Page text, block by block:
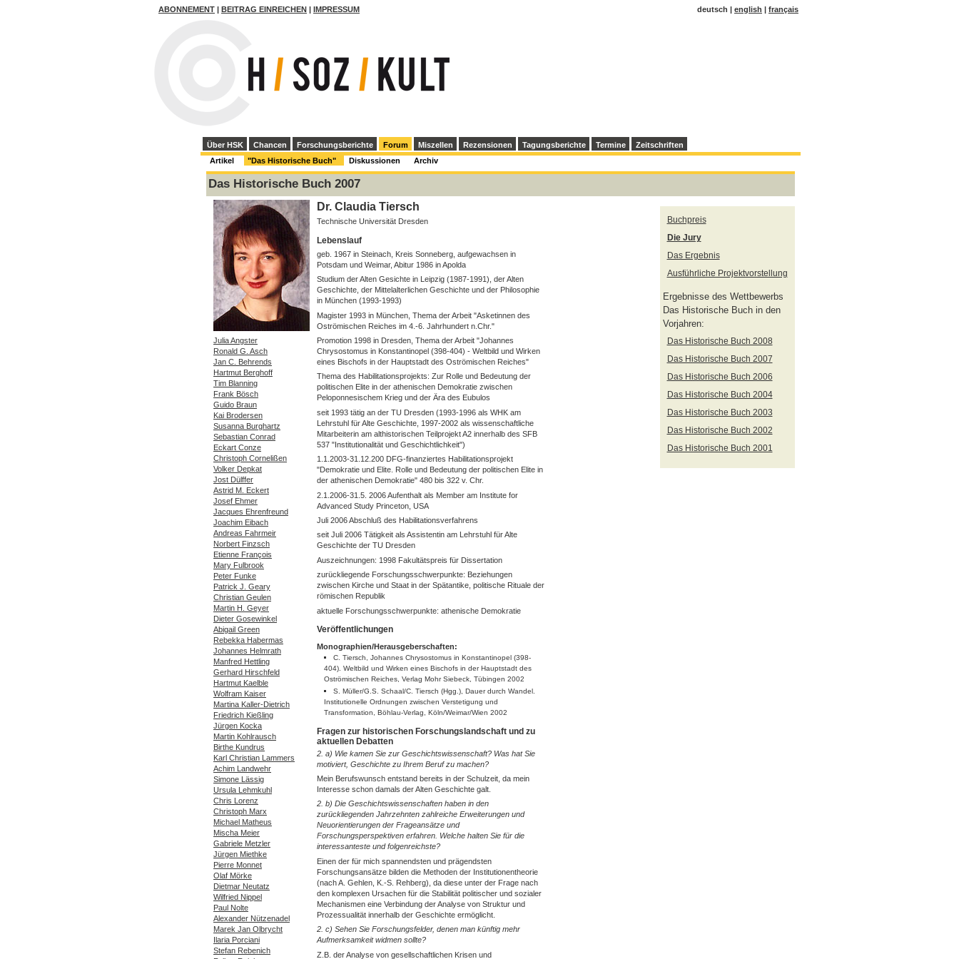
ABONNEMENT BEITRAG EINREICHEN IMPRESSUM deutsch | english français
Über HSK Chancen Forschungsberichte Forum Miszellen Rezensionen Tagungsberichte Termine
Zeitschriften
Artikel
"Das Historische Buch" Diskussionen Archiv
Das Historische Buch 2007
Buchpreis
Die Jury
Das Ergebnis
Ausführliche Projektvorstellung
Ergebnisse des Wettbewerbs
Das Historische Buch in den
Vorjahren:
Das Historische Buch 2008
Das Historische Buch 2007
Das Historische Buch 2006
Das Historische Buch 2004
Das Historische Buch 2003
Das Historische Buch 2002
Das Historische Buch 2001
Julia Angster
Ronald G. Asch
Jan C. Behrends
Hartmut Berghoff
Tim Blanning
Frank Bösch
Guido Braun
Kai Brodersen
Susanna Burghartz
Sebastian Conrad
Eckart Conze
Christoph Cornelißen
Volker Depkat
Jost Dülffer
Astrid M. Eckert
Josef Ehmer
Jacques Ehrenfreund
Joachim Eibach
Andreas Fahrmeir
Norbert Finzsch
Etienne François
Mary Fulbrook
Peter Funke
Patrick J. Geary
Christian Geulen
Martin H. Geyer
Dieter Gosewinkel
Abigail Green
Rebekka Habermas
Johannes Helmrath
Manfred Hettling
Gerhard Hirschfeld
Hartmut Kaelble
Wolfram Kaiser
Martina Kaller-Dietrich
Friedrich Kießling
Jürgen Kocka
Martin Kohlrausch
Birthe Kundrus
Karl Christian Lammers
Achim Landwehr
Simone Lässig
Ursula Lehmkuhl
Chris Lorenz
Christoph Marx
Michael Matheus
Mischa Meier
Gabriele Metzler
Jürgen Miethke
Pierre Monnet
Olaf Mörke
Dietmar Neutatz
Wilfried Nippel
Paul Nolte
Alexander Nützenadel
Marek Jan Olbrycht
Ilaria Porciani
Stefan Rebenich
Dr. Claudia Tiersch
Technische Universität Dresden
Lebenslauf
geb. 1967 in Steinach, Kreis Sonneberg, aufgewachsen in
Potsdam und Weimar, Abitur 1986 in Apolda
Studium der Alten Gesichte in Leipzig (1987-1991), der Alten
Geschichte, der Mittelalterlichen Geschichte und der Philosophie
in München (1993-1993)
Magister 1993 in München, Thema der Arbeit "Asketinnen des
Oströmischen Reiches im 4.-6. Jahrhundert n.Chr."
Promotion 1998 in Dresden, Thema der Arbeit "Johannes
Chrysostomus in Konstantinopel (398-404) - Weltbild und Wirken
eines Bischofs in der Hauptstadt des Oströmischen Reiches"
Thema des Habilitationsprojekts: Zur Rolle und Bedeutung der
politischen Elite in der athenischen Demokratie zwischen
Peloponnesischem Krieg und der Ära des Eubulos
seit 1993 tätig an der TU Dresden (1993-1996 als WHK am
Lehrstuhl für Alte Geschichte, 1997-2002 als wissenschaftliche
Mitarbeiterin am althistorischen Teilprojekt A2 innerhalb des SFB
537 "Institutionalität und Geschichtlichkeit")
1.1.2003-31.12.200 DFG-finanziertes Habilitationsprojekt
"Demokratie und Elite. Rolle und Bedeutung der politischen Elite in
der athenischen Demokratie" 480 bis 322 v. Chr.
2.1.2006-31.5. 2006 Aufenthalt als Member am Institute for
Advanced Study Princeton, USA
Juli 2006 Abschluß des Habilitationsverfahrens
seit Juli 2006 Tätigkeit als Assistentin am Lehrstuhl für Alte
Geschichte der TU Dresden
Auszeichnungen: 1998 Fakultätspreis für Dissertation
zurückliegende Forschungsschwerpunkte: Beziehungen
zwischen Kirche und Staat in der Spätantike, politische Rituale der
römischen Republik
aktuelle Forschungsschwerpunkte: athenische Demokratie
Veröffentlichungen
Monographien/Herausgeberschaften:
C. Tiersch, Johannes Chrysostomus in Konstantinopel (398-
404). Weltbild und Wirken eines Bischofs in der Hauptstadt des
Oströmischen Reiches, Verlag Mohr Siebeck, Tübingen 2002
S. Müller/G.S. Schaal/C. Tiersch (Hgg.), Dauer durch Wandel.
Institutionelle Ordnungen zwischen Verstetigung und
Transformation, Böhlau-Verlag, Köln/Weimar/Wien 2002
Fragen zur historischen Forschungslandschaft und zu
aktuellen Debatten
2. a) Wie kamen Sie zur Geschichtswissenschaft? Was hat Sie
motiviert, Geschichte zu Ihrem Beruf zu machen?
Mein Berufswunsch entstand bereits in der Schulzeit, da mein
Interesse schon damals der Alten Geschichte galt.
2. b) Die Geschichtswissenschaften haben in den
zurückliegenden Jahrzehnten zahlreiche Erweiterungen und
Neuorientierungen der Frageansätze und
Forschungsperspektiven erfahren. Welche halten Sie für die
interessanteste und folgenreichste?
Einen der für mich spannendsten und prägendsten
Forschungsansätze bilden die Methoden der Institutionentheorie
(nach A. Gehlen, K.-S. Rehberg), da diese unter der Frage nach
den komplexen Ursachen für die Stabilität politischer und sozialer
Mechanismen eine Verbindung der Analyse von Struktur und
Prozessualität innerhalb der Geschichte ermöglicht.
2. c) Sehen Sie Forschungsfelder, denen man künftig mehr
Aufmerksamkeit widmen sollte?
Z.B. der Analyse von gesellschaftlichen Krisen und